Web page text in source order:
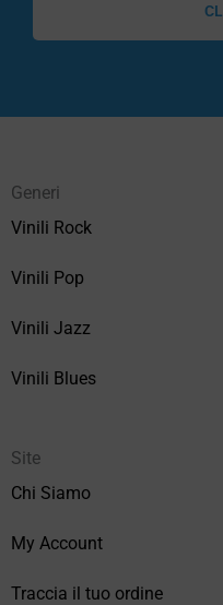
Generi
Vinili Rock
Vinili Pop
Vinili Jazz
Vinili Blues
Site
Chi Siamo
My Account
Traccia il tuo ordine